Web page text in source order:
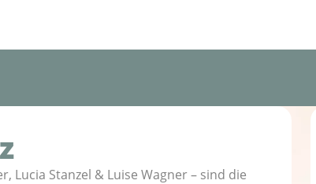
Lucia Stanzel & Luise Wagner – sind die